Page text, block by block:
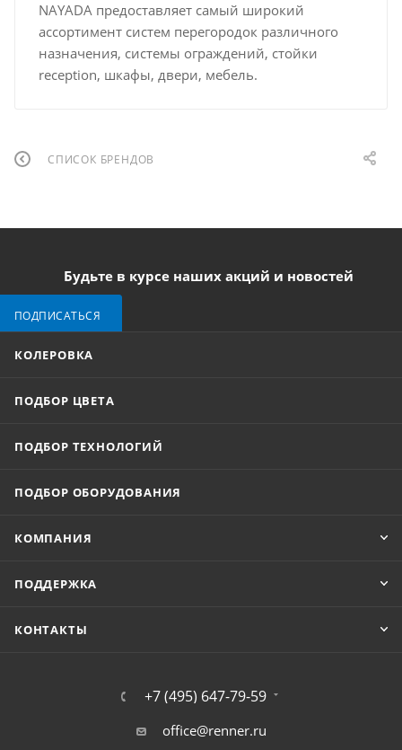
NAYADA предоставляет самый широкий
ассортимент систем перегородок различного
назначения, системы ограждений, стойки
reception, шкафы, двери, мебель.
СПИСОК БРЕНДОВ
Будьте в курсе наших акций и новостей
ПОДПИСАТЬСЯ
КОЛЕРОВКА
ПОДБОР ЦВЕТА
ПОДБОР ТЕХНОЛОГИЙ
ПОДБОР ОБОРУДОВАНИЯ
КОМПАНИЯ
ПОДДЕРЖКА
КОНТАКТЫ
+7 (495) 647-79-59
office@renner.ru